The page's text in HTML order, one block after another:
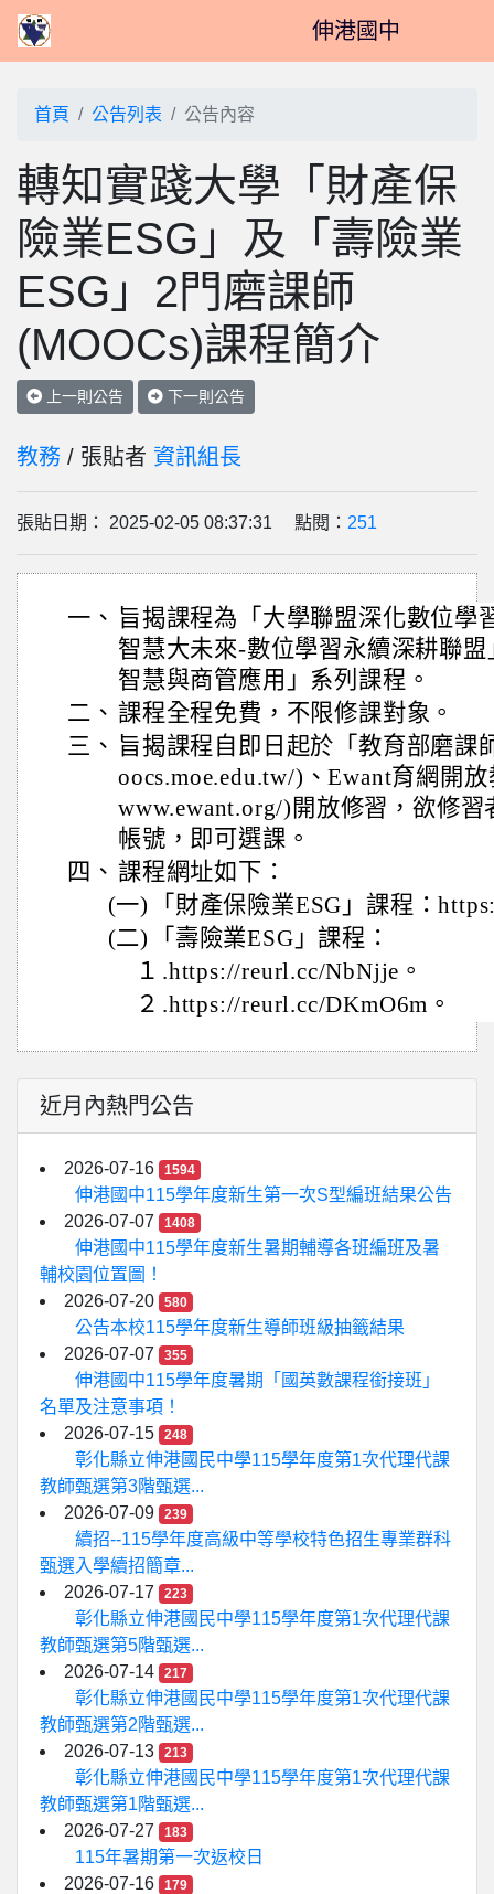
伸港國中
首頁 公告列表 公告內容
轉知實踐大學「財產保
險業ESG」及「壽險業
ESG」2門磨課師
(MOOCs)課程簡介
上一則公告 下一則公告
教務 / 張貼者 資訊組長
張貼日期： 2025-02-05 08:37:31 點閱： 251
一、 旨揭課程為「大學聯盟深化數位學
智慧大未來-數位學習永續深耕聯
智慧與商管應用」系列課程。
二、 課程全程免費，不限修課對象。
三、 旨揭課程自即日起於「教育部磨課
oocs.moe.edu.tw/)、Ewant育網開
www.ewant.org/)開放修習，欲修
帳號，即可選課。
四、 課程網址如下：
(一)
「財產保險業ESG」課程：
(二)
「壽險業ESG」課程：
１ .https://reurl.cc/NbNjje。
２ .https://reurl.cc/DKmO6m。
近月內熱門公告
2026-07-16 1594
伸港國中115學年度新生第一次S型編班結果公告
2026-07-07
1408
伸港國中115學年度新生暑期輔導各班編班及暑
輔校園位置圖！
2026-07-20
580
公告本校115學年度新生導師班級抽籤結果
2026-07-07
355
伸港國中115學年度暑期「國英數課程銜接班」
名單及注意事項！
2026-07-15
248
彰化縣立伸港國民中學115學年度第1次代理代課
教師甄選第3階甄選...
2026-07-09
239
續招--115學年度高級中等學校特色招生專業群科
甄選入學續招簡章...
2026-07-17
223
彰化縣立伸港國民中學115學年度第1次代理代課
教師甄選第5階甄選...
2026-07-14
217
彰化縣立伸港國民中學115學年度第1次代理代課
教師甄選第2階甄選...
2026-07-13
213
彰化縣立伸港國民中學115學年度第1次代理代課
教師甄選第1階甄選...
2026-07-27
183
115年暑期第一次返校日
2026-07-16
179